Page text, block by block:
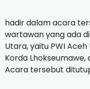
hadir dalam acara
wartawan yang ada
Utara, yaitu PWI
Korda Lhokseumawe,
Acara tersebut